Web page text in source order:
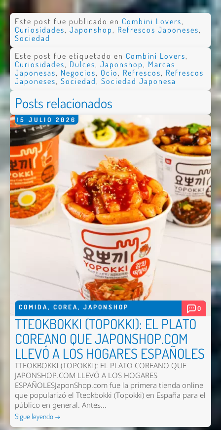
Este post fue publicado en Combini Lovers,
Curiosidades, Japonshop, Refrescos Japoneses,
Sociedad
Este post fue etiquetado en Combini Lovers,
Curiosidades, Dulces, Japonshop, Marcas
Japonesas, Negocios, Ocio, Refrescos, Refrescos
Japoneses, Sociedad, Sociedad Japonesa
Posts relacionados
15 JULIO 2026
COMIDA, COREA, JAPONSHOP 0
TTEOKBOKKI (TOPOKKI): EL PLATO
COREANO QUE JAPONSHOP.COM
LLEVÓ A LOS HOGARES ESPAÑOLES
TTEOKBOKKI (TOPOKKI): EL PLATO COREANO QUE
JAPONSHOP.COM LLEVÓ A LOS HOGARES
ESPAÑOLESJaponShop.com fue la primera tienda online
que popularizó el Tteokbokki (Topokki) en España para el
público en general. Antes...
Sigue leyendo →
Nombre *